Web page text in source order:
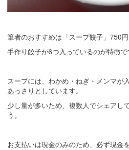
筆者のおすすめは「スープ餃子」750円
手作り餃子が6つ入っているのが特徴で
スープには、わかめ・ねぎ・メンマが
あっさりとしています。
少し量が多いため、複数人でシェアし
う。
お支払いは現金のみのため、必ず現金